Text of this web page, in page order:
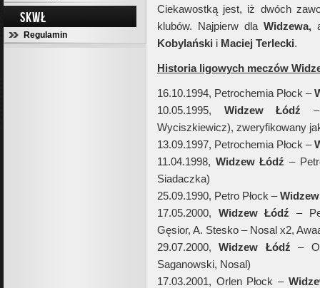
SKWŁ
Regulamin
Ciekawostką jest, iż dwóch
klubów. Najpierw dlaWidzewa,
Kobylański i Maciej Terlecki.
Historia ligowych meczów
16.10.1994, Petrochemia Płock –
10.05.1995, Widzew Łódź –
Wyciszkiewicz), zweryfikowany
13.09.1997, Petrochemia Płock –
11.04.1998, Widzew Łódź –
Siadaczka)
25.09.1990, Petro Płock –
17.05.2000, Widzew Łódź –
Gęsior, A. Stesko – Nosal x2,
29.07.2000,Widzew Łódź –
Saganowski, Nosal)
17.03.2001, Orlen Płock –